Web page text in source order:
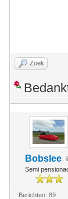
Zoek
Bobslee
Semi
Berichten: 89